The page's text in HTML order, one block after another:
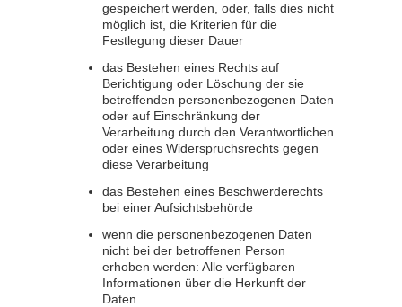
gespeichert werden, oder, falls dies nicht
möglich ist, die Kriterien für die
Festlegung dieser Dauer
das Bestehen eines Rechts auf
Berichtigung oder Löschung der sie
betreffenden personenbezogenen Daten
oder auf Einschränkung der
Verarbeitung durch den Verantwortlichen
oder eines Widerspruchsrechts gegen
diese Verarbeitung
das Bestehen eines Beschwerderechts
bei einer Aufsichtsbehörde
wenn die personenbezogenen Daten
nicht bei der betroffenen Person
erhoben werden: Alle verfügbaren
Informationen über die Herkunft der
Daten